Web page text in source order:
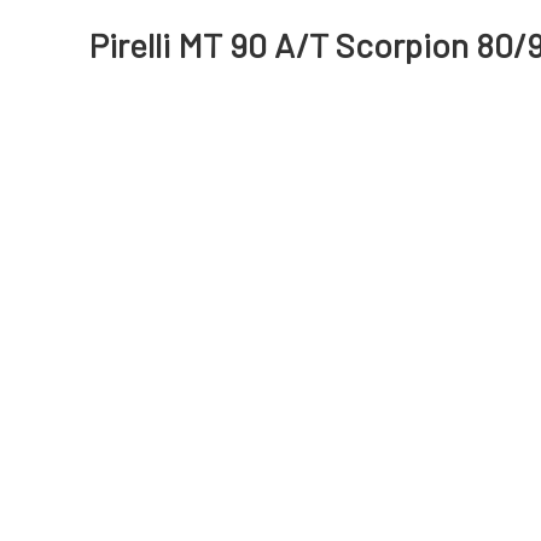
Pirelli MT 90 A/T Scorpion 80/